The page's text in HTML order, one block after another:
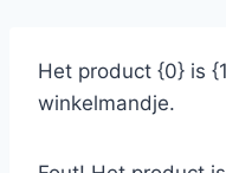
Het product {0} is
winkelmandje.